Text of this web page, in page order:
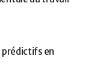
prédictifs en